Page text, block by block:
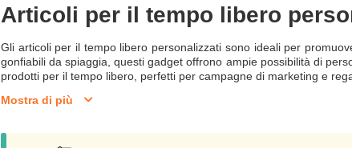
Articoli per il tempo libero
Gli articoli per il tempo libero personalizzati sono ideali per
gonfiabili da spiaggia, questi gadget offrono ampie possibilità di
prodotti per il tempo libero, perfetti per campagne di marketing e
Mostra di più